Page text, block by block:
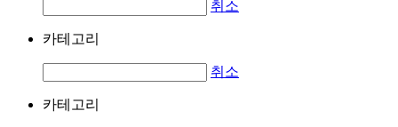
취소
카테고리
취소
카테고리